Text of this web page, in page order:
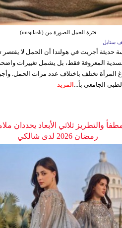
فترة الحمل الصورة من (unsplash)
ستايل
أجريت في هولندا أن الحمل لا يقتصر
المعروفة فقط، بل يشمل تغييرات
المرأة تختلف باختلاف عدد مرات الحمل.
الجامعي بأ... المزيد
والتطريز ثلاثي الأبعاد يحددان
رمضان 2026 لدى شالكي